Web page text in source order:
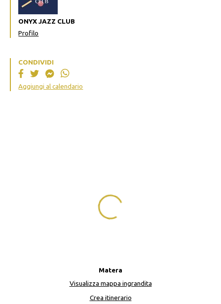
ONYX JAZZ CLUB
Profilo
CONDIVIDI
Aggiungi al calendario
Matera
Visualizza mappa ingrandita
Crea itinerario